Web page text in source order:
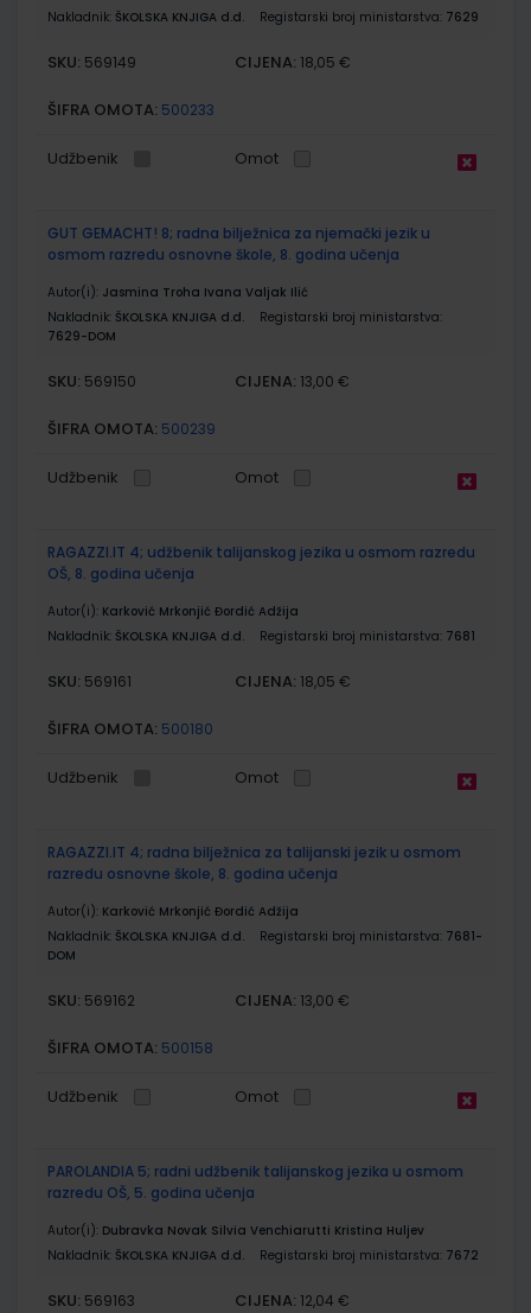
Nakladnik: ŠKOLSKA KNJIGA d.d. Registarski broj ministarstva: 7629
SKU: 569149 CIJENA: 18,05 €
ŠIFRA OMOTA: 500233
Udžbenik Omot
GUT GEMACHT! 8; radna bilježnica za njemački jezik u
osmom razredu osnovne škole, 8. godina učenja
Autor(i): Jasmina Troha Ivana Valjak Ilić
Nakladnik: ŠKOLSKA KNJIGA d.d.
Registarski broj ministarstva:
7629-DOM
SKU: 569150 CIJENA: 13,00 €
ŠIFRA OMOTA: 500239
Udžbenik Omot
RAGAZZI.IT 4; udžbenik talijanskog jezika u osmom razredu
OŠ, 8. godina učenja
Autor(i): Karković Mrkonjić Đordić Adžija
Nakladnik: ŠKOLSKA KNJIGA d.d. Registarski broj ministarstva: 7681
SKU: 569161 CIJENA: 18,05 €
ŠIFRA OMOTA: 500180
Udžbenik Omot
RAGAZZI.IT 4; radna bilježnica za talijanski jezik u osmom
razredu osnovne škole, 8. godina učenja
Autor(i): Karković Mrkonjić Đordić Adžija
Nakladnik: ŠKOLSKA KNJIGA d.d. Registarski broj ministarstva: 7681-
DOM
SKU: 569162 CIJENA: 13,00 €
ŠIFRA OMOTA: 500158
Udžbenik Omot
PAROLANDIA 5; radni udžbenik talijanskog jezika u osmom
razredu OŠ, 5. godina učenja
Autor(i): Dubravka Novak Silvia Venchiarutti Kristina Huljev
Nakladnik: ŠKOLSKA KNJIGA d.d. Registarski broj ministarstva: 7672
SKU: 569163 CIJENA: 12,04 €